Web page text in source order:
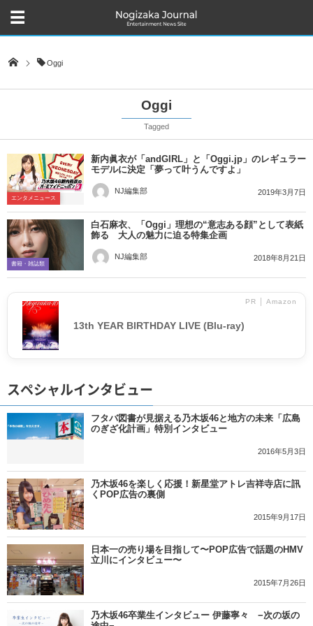
Oggi
Oggi
Tagged
エンタメニュース
新内眞衣が「andGIRL」と「Oggi.jp」のレギュラー
モデルに決定「夢って叶うんですよ」
NJ編集部 2019年3月7日
書籍・雑誌類
白石麻衣、「Oggi」理想の“意志ある顔”として表紙
飾る 大人の魅力に迫る特集企画
NJ編集部 2018年8月21日
PR │ Amazon
13th YEAR BIRTHDAY LIVE (Blu-ray)
スペシャルインタビュー
フタバ図書が見据える乃木坂46と地方の未来「広島
のぎざ化計画」特別インタビュー
2016年5月3日
乃木坂46を楽しく応援！新星堂アトレ吉祥寺店に訊
くPOP広告の裏側
2015年9月17日
日本一の売り場を目指して〜POP広告で話題のHMV
立川にインタビュー〜
2015年7月26日
乃木坂46卒業生インタビュー 伊藤寧々 −次の坂の